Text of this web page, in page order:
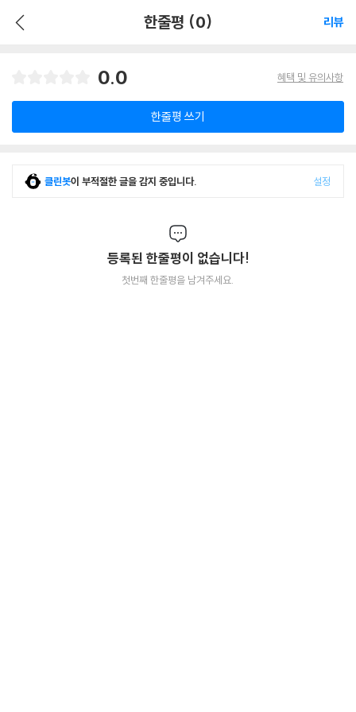
한줄평 (0) 리뷰
0.0 혜택 및 유의사항
한줄평 쓰기
클린봇이 부적절한 글을 감지 중입니다. 설정
등록된 한줄평이 없습니다!
첫번째 한줄평을 남겨주세요.